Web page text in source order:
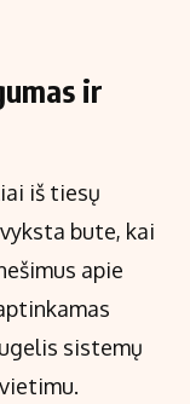
ir
iš tiesų
bute, kai
apie
sistemų